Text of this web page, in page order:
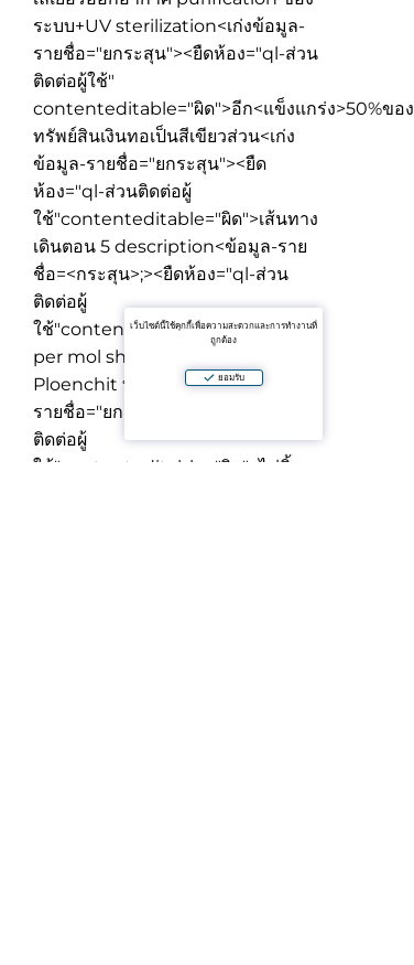
ระบบ+UV sterilization<เก่งข้อมูล-
รายชื่อ="ยกระสุน"><ยืดห้อง="ql-ส่วน
ติดต่อผู้ใช้"
contenteditable="ผิด">อีก<แข็งแกร่ง>50%ของ
ทรัพย์สินเงินทอเป็นสีเขียวส่วน<เก่ง
ข้อมูล-รายชื่อ="ยกระสุน"><ยืด
ห้อง="ql-ส่วนติดต่อผู้
ใช้"contenteditable="ผิด">เส้นทาง
เดินตอน 5 description<ข้อมูล-ราย
ชื่อ=<กระสุน>;><ยืดห้อง="ql-ส่วน
ติดต่อผู้
ใช้"contenteditable="ผิด">joule
per mol shuttles จะ BTS
Ploenchit ทุก 15 นาที<เก่งข้อมูล-
รายชื่อ="ยกระสุน"><ยืดห้อง="ql-ส่วน
ติดต่อผู้
ใช้"contenteditable="ผิด">ไม่สิ้น
เว็บไซต์นี้ใช้คุกกี้เพื่อความสะดวกและการทำงานที่
ถูกต้อง
ยอมรับ